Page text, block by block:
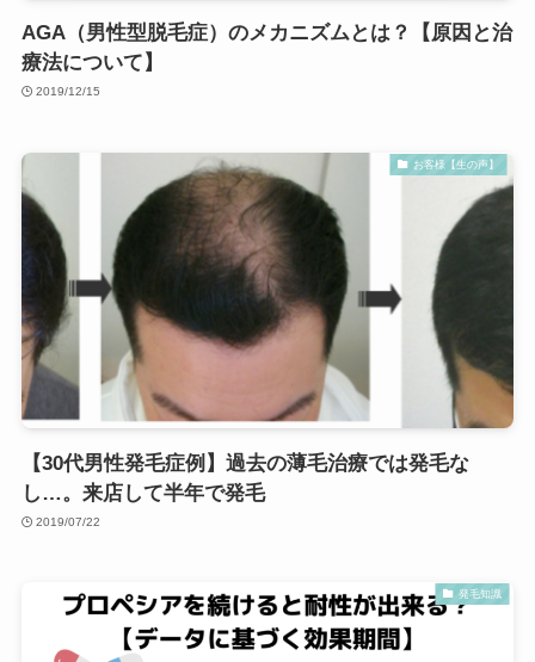
AGA（男性型脱毛症）のメカニズムとは？【原因と治
療法について】
2019/12/15
お客様【生の声】
【30代男性発毛症例】過去の薄毛治療では発毛な
し…。来店して半年で発毛
2019/07/22
発毛知識